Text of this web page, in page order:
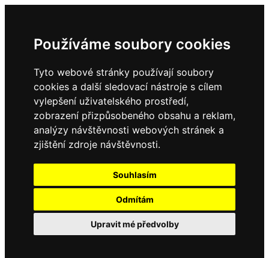
Používáme soubory cookies
Tyto webové stránky používají soubory
cookies a další sledovací nástroje s cílem
vylepšení uživatelského prostředí,
zobrazení přizpůsobeného obsahu a reklam,
analýzy návštěvnosti webových stránek a
zjištění zdroje návštěvnosti.
Souhlasím
Odmítám
Upravit mé předvolby